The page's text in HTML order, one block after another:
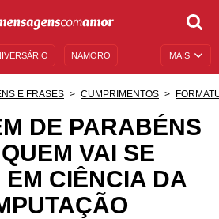
MAIS
NAMORO
MENSAGENS DE ANIVERSÁRIO
BÍBLIA
E FRASES CUMPRIMENTOS
DE PARABÉNS
VAI SE
EM CIÊNCIA DA